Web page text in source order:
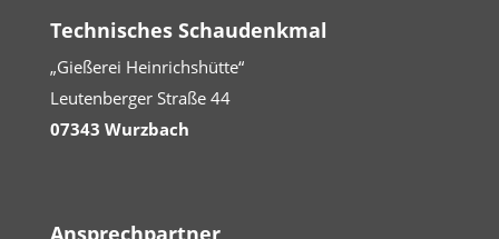
Technisches Schaudenkmal
„Gießerei Heinrichshütte“
Leutenberger Straße 44
07343 Wurzbach